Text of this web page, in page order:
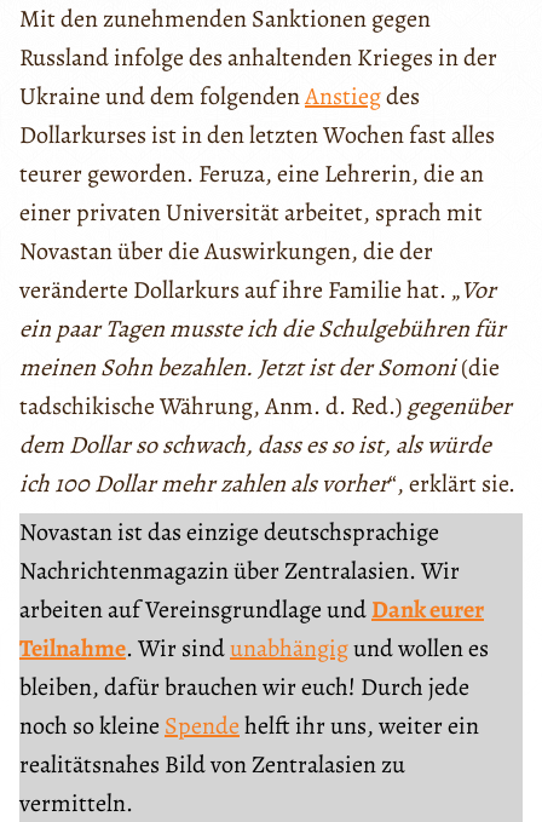
Mit den zunehmenden Sanktionen gegen
Russland infolge des anhaltenden Krieges in der
Ukraine und dem folgendenAnstiegdes
Dollarkurses ist in den letzten Wochen fast alles
teurer geworden. Feruza, eine Lehrerin, die an
einer privaten Universität arbeitet, sprach mit
Novastan über die Auswirkungen, die der
veränderte Dollarkurs auf ihre Familie hat. „Vor
ein paar Tagen musste ich die Schulgebühren für
meinen Sohn bezahlen. Jetzt ist der Somoni(die
tadschikische Währung, Anm. d. Red.)gegenüber
dem Dollar so schwach, dass es so ist, als würde
ich 100 Dollar mehr zahlen als vorher“, erklärt sie.
Novastan ist das einzige deutschsprachige
Nachrichtenmagazin über Zentralasien. Wir
arbeiten auf Vereinsgrundlage undDank eurer
Teilnahme. Wir sindunabhängigund wollen es
bleiben, dafür brauchen wir euch! Durch jede
noch so kleine Spendehelft ihr uns, weiter ein
realitätsnahes Bild von Zentralasien zu
vermitteln.